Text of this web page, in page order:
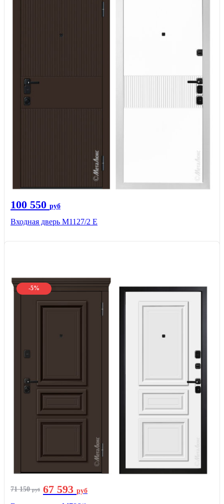
100 550 руб
Входная дверь М1127/2 Е
-5%
71 150руб 67 593 руб